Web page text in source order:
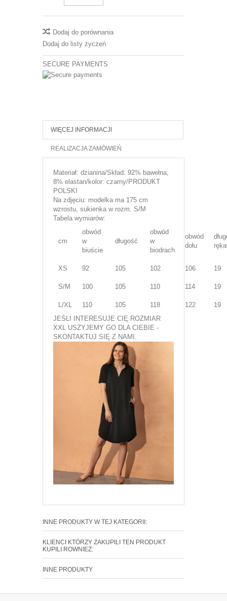
Dodaj do porównania
Dodaj do listy życzeń
SECURE PAYMENTS
WIĘCEJ INFORMACJI
REALIZACJA ZAMÓWIEŃ
Materiał: dzianina/Skład: 92% bawełna,
8% elastan/kolor: czarny/PRODUKT
POLSKI
Na zdjęciu: modelka ma 175 cm
wzrostu, sukienka w rozm. S/M
Tabela wymiarów:
cm
obwód
w
biuście
długość
obwód
w
biodrach
obwód
dołu
XS 92 105 102 106 19
S/M 100 105 110 114 19
L/XL 110 105 118 122
19
JEŚLI INTERESUJE CIĘ ROZMIAR
XXL USZYJEMY GO DLA CIEBIE -
SKONTAKTUJ SIĘ Z NAMI.
INNE PRODUKTY W TEJ KATEGORII:
KLIENCI KTÓRZY ZAKUPILI TEN PRODUKT
KUPILI ROWNIEŻ:
INNE PRODUKTY